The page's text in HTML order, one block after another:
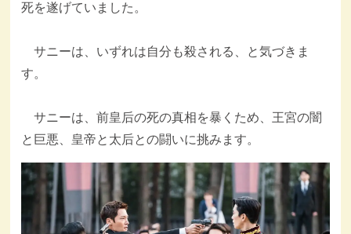
死を遂げていました。
サニーは、いずれは自分も殺される、と気づきま
す。
サニーは、前皇后の死の真相を暴くため、王宮の闇
と巨悪、皇帝と太后との闘いに挑みます。